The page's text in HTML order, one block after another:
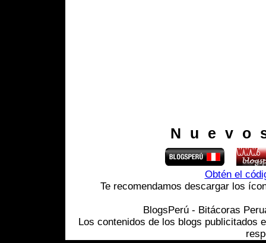
Obtén el
Te recomendamos descargar los
BlogsPerú - Bitácoras
Los contenidos de los blogs publicitados